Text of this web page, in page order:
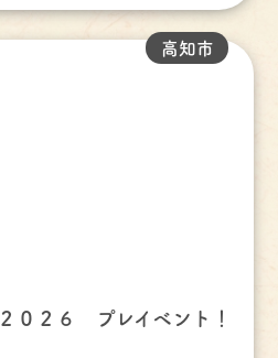
０２６ プレイベント！
高知市